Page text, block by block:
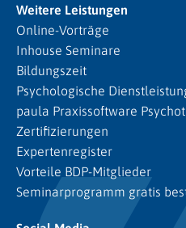
Weitere Leistungen
Online-Vorträge
Inhouse Seminare
Bildungszeit
Psychologische
paula Praxissoftware
Zertifizierungen
Expertenregister
Vorteile BDP-Mitglieder
Seminarprogramm gratis